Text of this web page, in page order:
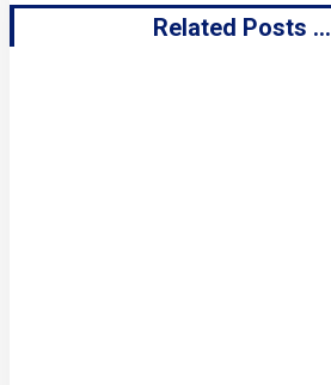
Related Posts ...